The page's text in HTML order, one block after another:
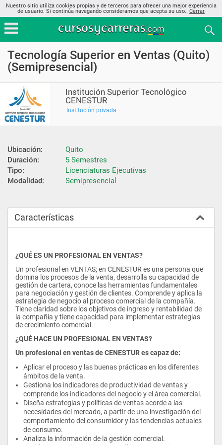
Nuestro sitio utiliza cookies propias y de terceros para ofrecer una mejor experiencia
de usuario. Si continúa navegando consideramos que acepta su uso.. Cerrar
Tecnología Superior en Ventas (Quito)
(Semipresencial)
Institución Superior Tecnológico
CENESTUR
Institución privada
Ubicación:
Quito
Duración:
5 Semestres
Tipo:
Licenciaturas Ejecutivas
Modalidad:
Semipresencial
Características
¿QUÉ ES UN PROFESIONAL EN VENTAS?
Un profesional en VENTAS; en CENESTUR es una persona que
domina los procesos de la venta, desarrolla su capacidad de
gestión de cartera, conoce las herramientas fundamentales
para negociación y gestión de clientes. Comprende y aplica la
estrategia de negocio al proceso comercial de la compañía.
Tiene claridad sobre los objetivos de ingreso y rentabilidad de
la compañía y tiene capacidad para implementar estrategias
de crecimiento comercial.
¿QUÉ HACE UN PROFESIONAL EN VENTAS?
Un profesional en ventas de CENESTUR es capaz de:
Aplicar el proceso y las buenas prácticas en los diferentes
ámbitos de la venta.
Gestiona los indicadores de productividad de ventas y
comprende los indicadores del negocio y el área comercial.
Diseña estrategias y políticas de ventas acorde a las
necesidades del mercado, a partir de una investigación del
comportamiento del consumidor y las tendencias actuales
de consumo.
Analiza la información de la gestión comercial.